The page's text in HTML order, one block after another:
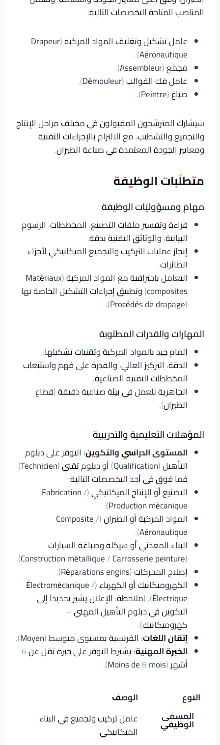
المناصب المتاحة التخصصات التالية:
عامل تشكيل وتغليف المواد المركبة (Drapeur
Aéronautique).
مُجمِّع (Assembleur).
عامل فك القوالب (Démouleur).
صبّاغ (Peintre).
سيشارك المترشحون المقبولون في مختلف مراحل الإنتاج
والتجميع والتشطيب، مع الالتزام بالإجراءات التقنية
ومعايير الجودة المعتمدة في صناعة الطيران.
متطلّبات الوظيفة
مهامّ ومسؤوليّات الوظيفة
قراءة وتفسير ملفات التصنيع، المخططات، الرسوم
البيانية، والوثائق التقنية بدقة.
إنجاز عمليات التركيب والتجميع الميكانيكي لأجزاء
الطائرات.
التعامل باحترافية مع المواد المركبة (Matériaux
composites) وتطبيق إجراءات التشكيل الخاصة بها
(Procédés de drapage).
المهارات والقدرات المطلوبة
إلمام جيد بالمواد المركبة وتقنيات تشكيلها.
الدقة، التركيز العالي، والقدرة على فهم واستيعاب
المخططات التقنية الصناعية.
الجاهزية للعمل في بيئة صناعية دقيقة (قطاع
الطيران).
المؤهلات التعليمية والتدريبية
المستوى الدراسي والتكوين: التوفر على دبلوم
التأهيل (Qualification) أو دبلوم تقني (Technicien)
فما فوق في أحد التخصصات التالية:
التصنيع أو الإنتاج الميكانيكي (Fabrication /
Production mécanique).
المواد المركبة أو الطيران (Composite /
Aéronautique).
البناء المعدني أو هيكلة وصباغة السيارات
(Construction métallique / Carrosserie peinture).
إصلاح المحركات (Réparations engins).
الكهروميكانيك أو الكهرباء (Électromécanique /
Électrique). (ملاحظة: الإعلان يشير تحديداً إلى
التكوين في دبلوم التأهيل المهني –
كهروميكانيك).
إتقان اللغات: الفرنسية بمستوى متوسط (Moyen).
الخبرة المهنية:
يشترط التوفر على خبرة تقل عن 6
أشهر (Moins de 6 mois).
النوع
الوصف
المسمَّى
الوظيفي
عامل تركيب وتجميع في البناء
الميكانيكي